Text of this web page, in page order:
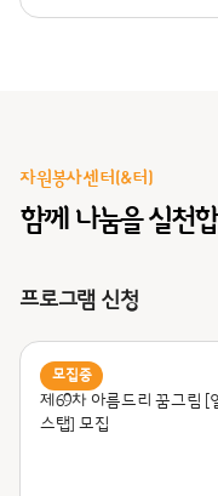
자원봉사센터(&터)
함께 나눔을 실천
프로그램 신청
모집중
제69차 아름드리 꿈그림 [
스탭] 모집